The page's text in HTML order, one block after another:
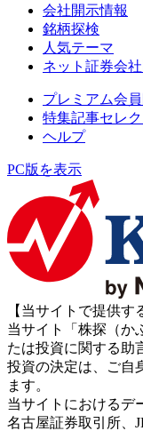
会社開示情報
銘柄探検
人気テーマ
ネット証券会
プレミアム会
特集記事セレ
ヘルプ
PC版を表示
【当サイトで提供す
当サイト「株探（か
たは投資に関する助
投資の決定は、ご自
ます。
当サイトにおけるデ
名古屋証券取引所、